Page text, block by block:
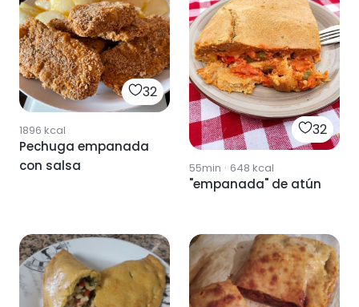
32
1896 kcal
Pechuga empanada
con salsa
32
55min · 648 kcal
"empanada" de atún